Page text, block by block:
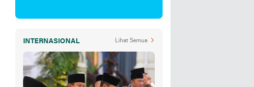
INTERNASIONAL Lihat Semua